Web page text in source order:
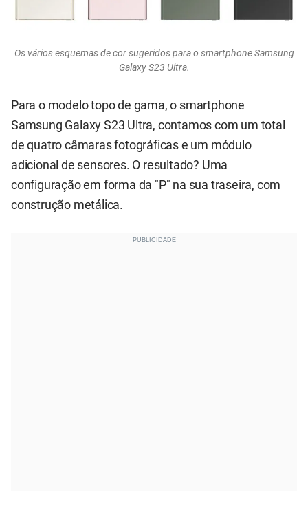
Os vários esquemas de cor sugeridos para o smartphone Samsung
Galaxy S23 Ultra.
Para o modelo topo de gama, o smartphone
Samsung Galaxy S23 Ultra, contamos com um total
de quatro câmaras fotográficas e um módulo
adicional de sensores. O resultado? Uma
configuração em forma da "P" na sua traseira, com
construção metálica.